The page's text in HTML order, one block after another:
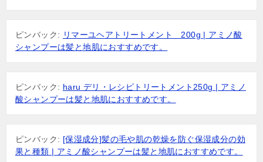
ピンバック: リマーユヘアトリートメント 200g | アミノ酸
シャンプーは髪と地肌におすすめです。
ピンバック: haru デリ・レシピトリートメント250g | アミノ
酸シャンプーは髪と地肌におすすめです。
ピンバック: [保湿成分]髪の毛や肌の乾燥を防ぐ保湿成分の効
果と種類 | アミノ酸シャンプーは髪と地肌におすすめです。